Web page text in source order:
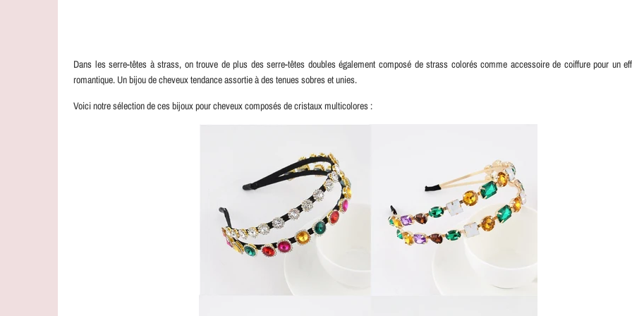
Dans les serre-têtes à strass, on trouve de plus des serre-têtes doubles également composé de strass colorés comme accessoire de coiffure pour un
romantique. Un bijou de cheveux tendance assortie à des tenues sobres et unies.
Voici notre sélection de ces bijoux pour cheveux composés de cristaux multicolores :